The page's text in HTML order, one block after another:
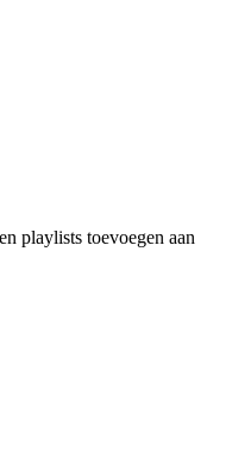
playlists toevoegen aan